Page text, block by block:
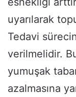
uyarılarak
Tedavi
verilmelidir.
yumuşak
azalmasına